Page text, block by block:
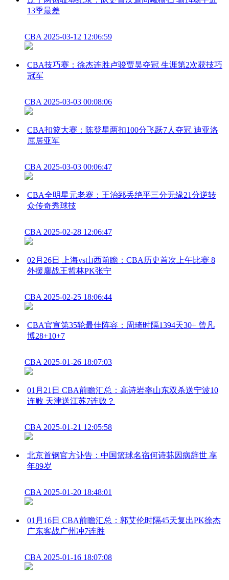
13季最差
CBA 2025-03-12 12:06:59
CBA技巧赛：徐杰连胜卢骏贾昊夺冠 生涯第2次获技巧
冠军
CBA 2025-03-03 00:08:06
CBA扣篮大赛：陈登星两扣100分飞跃7人夺冠 迪亚洛
屈居亚军
CBA 2025-03-03 00:06:47
CBA全明星元老赛：王治郅丢绝平三分无缘21分逆转
众传奇秀球技
CBA 2025-02-28 12:06:47
02月26日 上海vs山西前瞻：CBA历史首次上午比赛 8
外援鏖战王哲林PK张宁
CBA 2025-02-25 18:06:44
CBA官宣第35轮最佳阵容：周琦时隔1394天30+ 曾凡
博28+10+7
CBA 2025-01-26 18:07:03
01月21日 CBA前瞻汇总：高诗岩率山东双杀送宁波10
连败 天津送江苏7连败？
CBA 2025-01-21 12:05:58
北京首钢官方讣告：中国篮球名宿何诗荪因病辞世 享
年89岁
CBA 2025-01-20 18:48:01
01月16日 CBA前瞻汇总：郭艾伦时隔45天复出PK徐杰
广东客战广州冲7连胜
CBA 2025-01-16 18:07:08